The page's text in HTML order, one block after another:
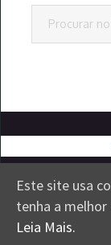
EMPREGOS
CONTATO
Este site usa
tenha a
Leia Mais.